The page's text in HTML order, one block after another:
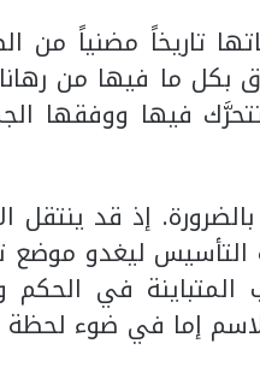
مضنياً من
بكل ما فيها من
فيها ووفقها
إذ قد
ليغدو
المتباينة في
إما في ضوء